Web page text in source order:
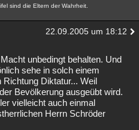
sind die Eltern der Wahrheit.
22.09.2005 um 18:12
unbedingt behalten. Und
sehe in solch einem
Richtung Diktatur... Weil
Bevölkerung ausgeübt wird.
vielleicht auch einmal
Herrn Schröder